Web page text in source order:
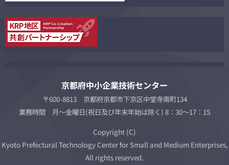
京都府中小企業技術センター
〒600-8813 京都府京都市下京区中堂寺南町134
業務時間 月～金曜日(祝日及び年末年始は除く) 8：30～17：15
Copyright (C)
Kyoto Prefectural Technology Center for Small and Medium Enterprises,
All rights reserved.